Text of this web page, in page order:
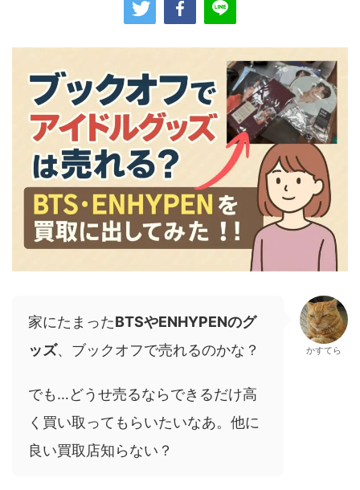
家にたまったBTSやENHYPENのグ
ッズ、ブックオフで売れるのかな？
でも…どうせ売るならできるだけ高
く買い取ってもらいたいなあ。他に
良い買取店知らない？
かすてら